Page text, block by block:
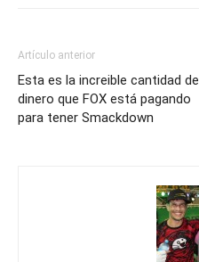
Artículo anterior
Esta es la increible cantidad de
dinero que FOX está pagando
para tener Smackdown